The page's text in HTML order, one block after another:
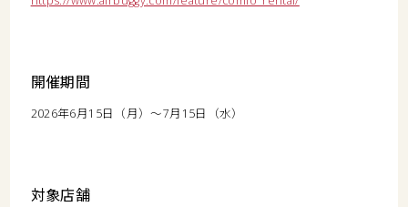
開催期間
2026年6月15日（月）〜7月15日（水）
対象店舗